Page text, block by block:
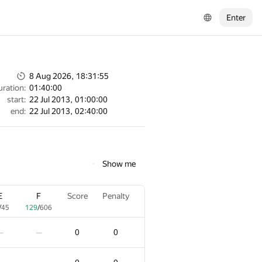
Enter
8 Aug 2026, 18:31:55
01:40:00
start: 22 Jul 2013, 01:00:00
end: 22 Jul 2013, 02:40:00
Show me
45
F
129/606
Score Penalty
— 0 0
45
F
129/606
Score Penalty
— 0 0